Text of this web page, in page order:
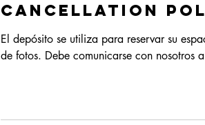
Cancellation
El depósito se utiliza para reservar su
de fotos. Debe comunicarse con nosotros